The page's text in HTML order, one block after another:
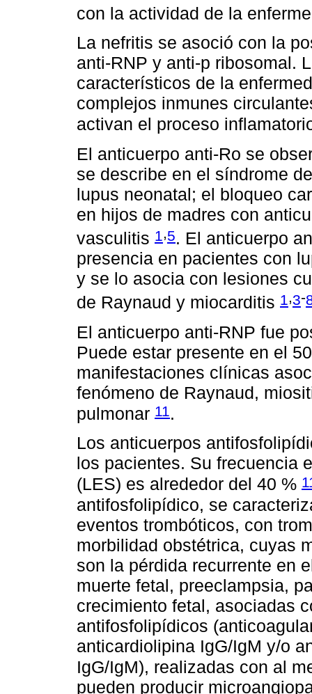
con la actividad de la
La nefritis se asoció con la
anti-RNP y anti-p ribosomal.
característicos de la
complejos inmunes
activan el proceso
El anticuerpo anti-Ro se
se describe en el síndrome
lupus neonatal; el bloqueo
en hijos de madres con
vasculitis 1,5. El anticuerpo
presencia en pacientes con
y se lo asocia con lesiones
de Raynaud y miocarditis 1,3-
El anticuerpo anti-RNP fue
Puede estar presente en el
manifestaciones clínicas
fenómeno de Raynaud,
pulmonar 11.
Los anticuerpos
los pacientes. Su frecuencia
(LES) es alrededor del 40 %
antifosfolipídico, se
eventos trombóticos, con
morbilidad obstétrica, cuyas
son la pérdida recurrente en
muerte fetal, preeclampsia,
crecimiento fetal, asociadas
antifosfolipídicos
anticardiolipina IgG/IgM y/o
IgG/IgM), realizadas con al
pueden producir